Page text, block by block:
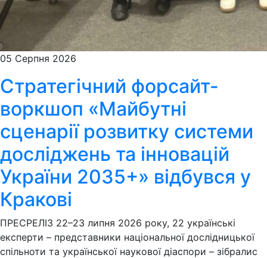
05 Серпня 2026
Стратегічний форсайт-
воркшоп «Майбутні
сценарії розвитку системи
досліджень та інновацій
України 2035+» відбувся у
Кракові
ПРЕСРЕЛІЗ 22–23 липня 2026 року, 22 українські
експерти – представники національної дослідницької
спільноти та української наукової діаспори – зібралис